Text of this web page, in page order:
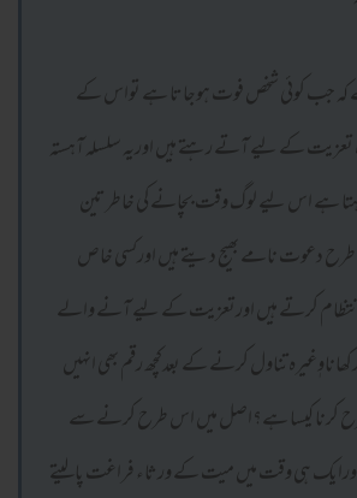
جب کوئی شخص فوت ہوجاتا ہے تواس کے
کے لیے آتے رہتے ہیں اوریہ سلسلہ آہستہ
رہتا ہے اس لیے لوگ وقت بچانے کی خاطرتین
دعوت نامے بھیج دیتے ہیں اورکسی خاص
کرتے ہیں اورتعزیت کے لیے آنے والے
تناول کرنے کے بعدکچھ رقم بھی انہیں
کرنا کیسا ہے؟اصل میں اس طرح کرنے سے
ہی وقت میں میت کے ورثاء فراغت پالیتے